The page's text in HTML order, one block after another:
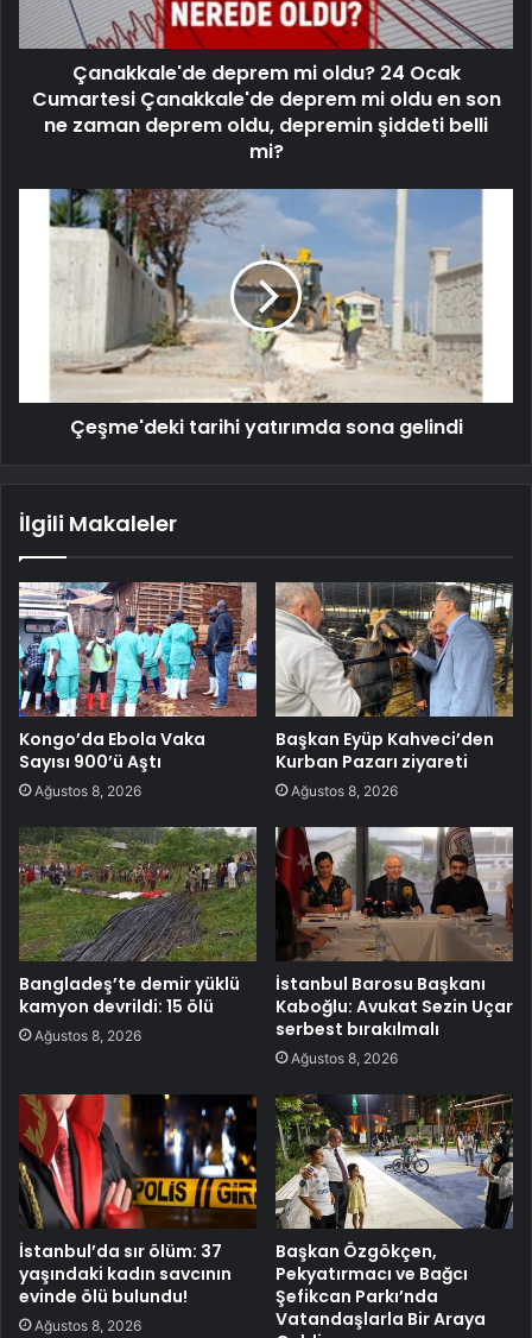
Çanakkale'de deprem mi oldu? 24 Ocak
Cumartesi Çanakkale'de deprem mi oldu en son
ne zaman deprem oldu, depremin şiddeti belli
mi?
Çeşme'deki tarihi yatırımda sona gelindi
İlgili Makaleler
Kongo’da Ebola Vaka
Sayısı 900’ü Aştı
Ağustos 8, 2026
Başkan Eyüp Kahveci’den
Kurban Pazarı ziyareti
Ağustos 8, 2026
Bangladeş’te demir yüklü
kamyon devrildi: 15 ölü
Ağustos 8, 2026
İstanbul Barosu Başkanı
Kaboğlu: Avukat Sezin Uçar
serbest bırakılmalı
Ağustos 8, 2026
İstanbul’da sır ölüm: 37
yaşındaki kadın savcının
evinde ölü bulundu!
Ağustos 8, 2026
Başkan Özgökçen,
Pekyatırmacı ve Bağcı
Şefikcan Parkı’nda
Vatandaşlarla Bir Araya